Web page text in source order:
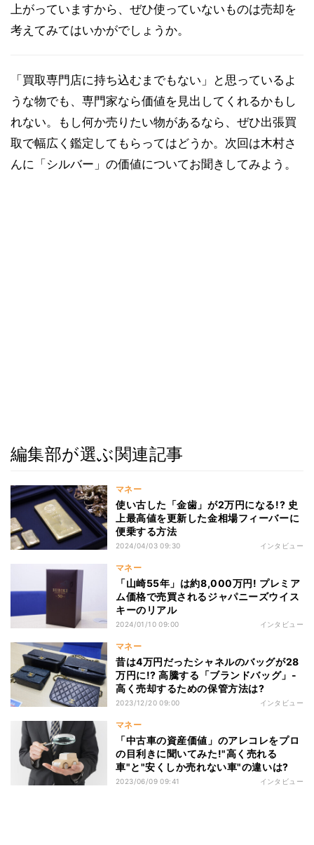
上がっていますから、ぜひ使っていないものは売却を
考えてみてはいかがでしょうか。
「買取専門店に持ち込むまでもない」と思っているよ
うな物でも、専門家なら価値を見出してくれるかもし
れない。もし何か売りたい物があるなら、ぜひ出張買
取で幅広く鑑定してもらってはどうか。次回は木村さ
んに「シルバー」の価値についてお聞きしてみよう。
編集部が選ぶ関連記事
マネー
使い古した「金歯」が2万円になる!? 史
上最高値を更新した金相場フィーバーに
便乗する方法
2024/04/03 09:30 インタビュー
マネー
「山崎55年」は約8,000万円! プレミア
ム価格で売買されるジャパニーズウイス
キーのリアル
2024/01/10 09:00 インタビュー
マネー
昔は4万円だったシャネルのバッグが28
万円に!? 高騰する「ブランドバッグ」-
高く売却するための保管方法は?
2023/12/20 09:00 インタビュー
マネー
「中古車の資産価値」のアレコレをプロ
の目利きに聞いてみた!"高く売れる
車"と"安くしか売れない車"の違いは?
2023/06/09 09:41 インタビュー